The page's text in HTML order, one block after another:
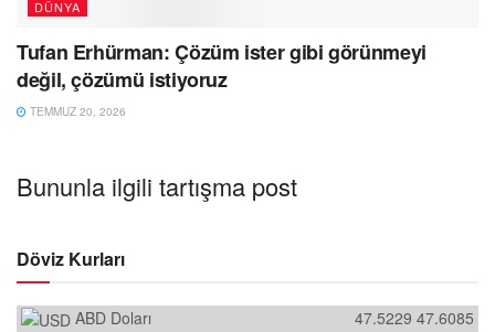
DÜNYA
Tufan Erhürman: Çözüm ister gibi görünmeyi
değil, çözümü istiyoruz
TEMMUZ 20, 2026
Bununla ilgili tartışma post
Döviz Kurları
ABD Doları 47.6085
47.5229